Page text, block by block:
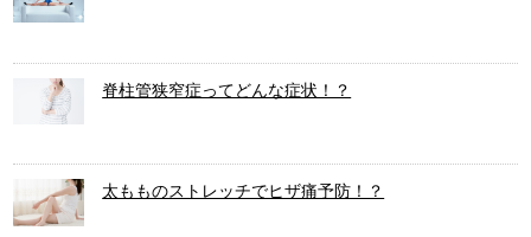
脊柱管狭窄症ってどんな症状！？
太もものストレッチでヒザ痛予防！？